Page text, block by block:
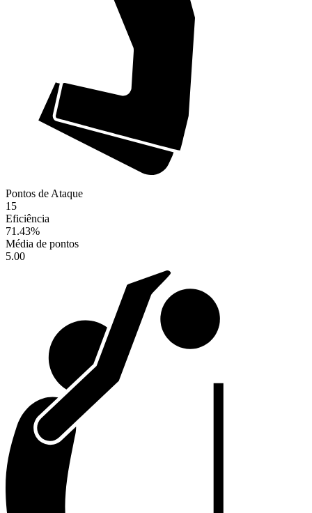
Pontos de Ataque
15
Eficiência
71.43%
Média de pontos
5.00